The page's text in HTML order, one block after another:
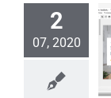
2
07, 2020